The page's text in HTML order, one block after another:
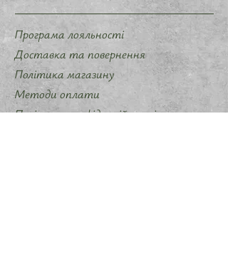
Програма лояльності
Доставка та повернення
Політика магазину
Методи оплати
Політика конфіденційності